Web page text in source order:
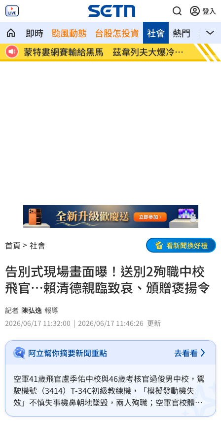
登入
即時 颱風動態 台股怎投資 熱門 影音
社會
因
蒙特婁網賽輸給黑馬 茲韋列夫大爆冷出
局
永慶
首頁 社會 看新聞換好禮
告別式現場畫面曝！送別2殉職中校
飛官…賴清德親臨致哀、頒贈褒揚令
記者 陳弘逸 報導
2026/06/17 11:32:00
2026/06/17 11:46:26 更新
阿立幫你摘要新聞重點 去看看
空軍41歲飛官盧季佑中校與46歲考核官過俊男中校，駕
駛機號（3414）T-34C初級教練機，「模擬發動機失
效」不慎失事機鼻朝地墜毀，兩人殉職；空軍官校體育
館今天（17日）上午舉行告別式，總統賴清德及司令部